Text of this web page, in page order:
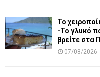
Το
-Το γλυκό
βρείτε στα
07/08/2026